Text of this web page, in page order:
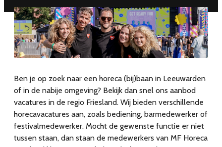
Ben je op zoek naar een horeca (bij)baan in Leeuwarden
of in de nabije omgeving? Bekijk dan snel ons aanbod
vacatures in de regio Friesland. Wij bieden verschillende
horecavacatures aan, zoals bediening, barmedewerker of
festivalmedewerker. Mocht de gewenste functie er niet
tussen staan, dan staan de medewerkers van MF Horeca